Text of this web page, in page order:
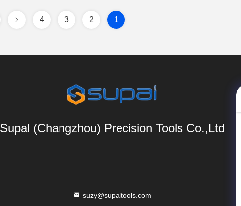
1
2
3
4
Supal (Changzhou) Precision Tools Co.,Ltd
suzy@supaltools.com